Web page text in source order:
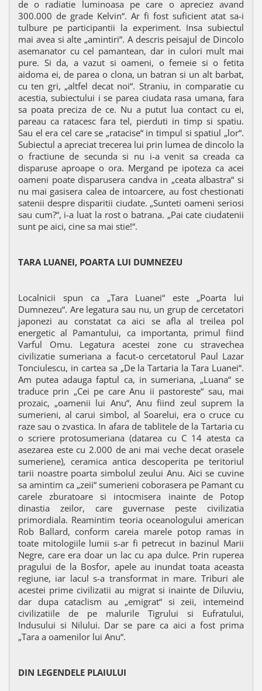
de o radiatie luminoasa pe care o apreciez avand
300.000 de grade Kelvin“. Ar fi fost suficient atat sa-i
tulbure pe participantii la experiment. Insa subiectul
mai avea si alte „amintiri“. A descris peisajul de Dincolo
asemanator cu cel pamantean, dar in culori mult mai
pure. Si da, a vazut si oameni, o femeie si o fetita
aidoma ei, de parea o clona, un batran si un alt barbat,
cu ten gri, „altfel decat noi“. Straniu, in comparatie cu
acestia, subiectului i se parea ciudata rasa umana, fara
sa poata preciza de ce. Nu a putut lua contact cu ei,
pareau ca ratacesc fara tel, pierduti in timp si spatiu.
Sau el era cel care se „ratacise“ in timpul si spatiul „lor“.
Subiectul a apreciat trecerea lui prin lumea de dincolo la
o fractiune de secunda si nu i-a venit sa creada ca
disparuse aproape o ora. Mergand pe ipoteza ca acei
oameni poate disparusera candva in „ceata albastra“ si
nu mai gasisera calea de intoarcere, au fost chestionati
satenii despre disparitii ciudate. „Sunteti oameni seriosi
sau cum?“, i-a luat la rost o batrana. „Pai cate ciudatenii
sunt pe aici, cine sa mai stie!“.
TARA LUANEI, POARTA LUI DUMNEZEU
Localnicii spun ca „Tara Luanei“ este „Poarta lui
Dumnezeu“. Are legatura sau nu, un grup de cercetatori
japonezi au constatat ca aici se afla al treilea pol
energetic al Pamantului, ca importanta, primul fiind
Varful Omu. Legatura acestei zone cu stravechea
civilizatie sumeriana a facut-o cercetatorul Paul Lazar
Tonciulescu, in cartea sa „De la Tartaria la Tara Luanei“.
Am putea adauga faptul ca, in sumeriana, „Luana“ se
traduce prin „Cei pe care Anu ii pastoreste“ sau, mai
prozaic, „oamenii lui Anu“, Anu fiind zeul suprem la
sumerieni, al carui simbol, al Soarelui, era o cruce cu
raze sau o zvastica. In afara de tablitele de la Tartaria cu
o scriere protosumeriana (datarea cu C 14 atesta ca
asezarea este cu 2.000 de ani mai veche decat orasele
sumeriene), ceramica antica descoperita pe teritoriul
tarii noastre poarta simbolul zeului Anu. Aici se cuvine
sa amintim ca „zeii“ sumerieni coborasera pe Pamant cu
carele zburatoare si intocmisera inainte de Potop
dinastia zeilor, care guvernase peste civilizatia
primordiala. Reamintim teoria oceanologului american
Rob Ballard, conform careia marele potop ramas in
toate mitologiile lumii s-ar fi petrecut in bazinul Marii
Negre, care era doar un lac cu apa dulce. Prin ruperea
pragului de la Bosfor, apele au inundat toata aceasta
regiune, iar lacul s-a transformat in mare. Triburi ale
acestei prime civilizatii au migrat si inainte de Diluviu,
dar dupa cataclism au „emigrat“ si zeii, intemeind
civilizatiile de pe malurile Tigrului si Eufratului,
Indusului si Nilului. Dar se pare ca aici a fost prima
„Tara a oamenilor lui Anu“.
DIN LEGENDELE PLAIULUI